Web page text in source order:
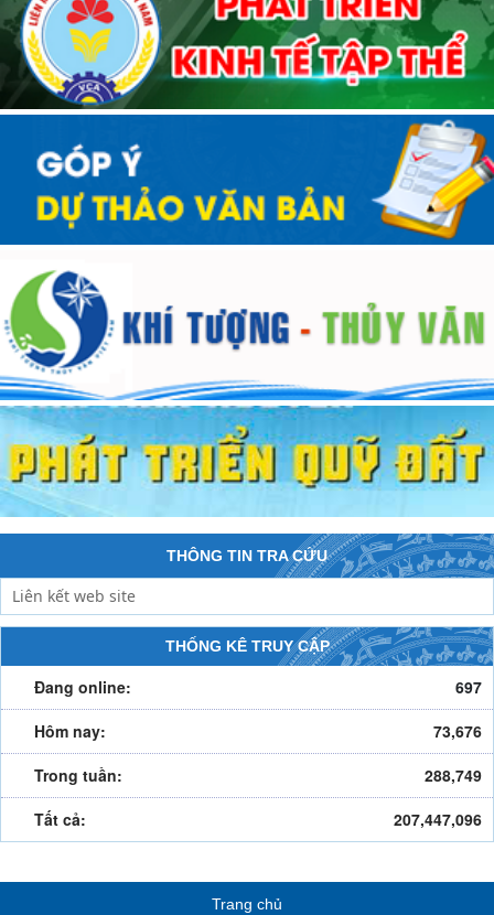
THÔNG TIN TRA CỨU
THỐNG KÊ TRUY CẬP
Đang online:
697
Hôm nay:
73,676
Trong tuần:
288,749
Tất cả:
207,447,096
Trang chủ